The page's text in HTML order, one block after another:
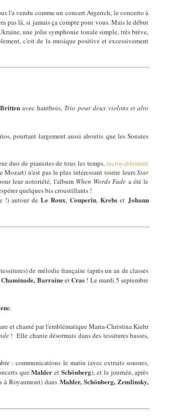
l'a vendu comme un concert Argerich, le concerto à
pas là, si jamais ça compte pour vous. Mais le début
une jolie symphonie tonale simple, très brève,
c'est de la musique positive et excessivement
Brittenavec hautbois, Trio pour deux violons et alto
pourtant largement aussi aboutis que les Sonates
duo de pianistes de tous les temps,incroyablement
n'est pas le plus intéressant (outre leursStar
leur notoriété, l'album When Words Fade a été le
quelques bis croustillants !
!) autour de Le Roux,Couperin,Krebset Johann
de mélodie française (après un an de classes
BarraineetCras ! Le mardi 5 septembre
.
et chanté par l'emblématique Maria-Christina Kiehr
! Elle chante désormais dans des tessitures basses,
: communications le matin (avec extraits sonores,
queMahler etSchönberg), et la journée, après
Royaumont) dans Mahler, Schönberg, Zemlinsky,